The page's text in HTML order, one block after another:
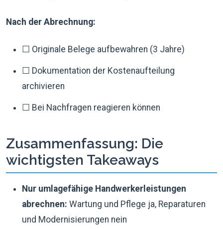
Nach der Abrechnung:
☐ Originale Belege aufbewahren (3 Jahre)
☐ Dokumentation der Kostenaufteilung
archivieren
☐ Bei Nachfragen reagieren können
Zusammenfassung: Die
wichtigsten Takeaways
Nur umlagefähige Handwerkerleistungen
abrechnen: Wartung und Pflege ja, Reparaturen
und Modernisierungen nein